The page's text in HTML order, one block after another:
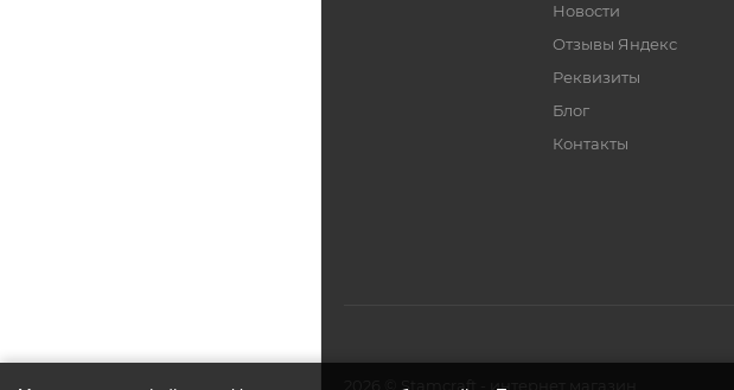
Новости
Отзывы Яндекс
Реквизиты
Блог
Контакты
Stamcraft - интернет магазин